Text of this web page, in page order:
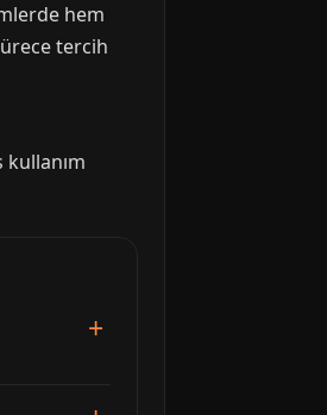
hem
tercih